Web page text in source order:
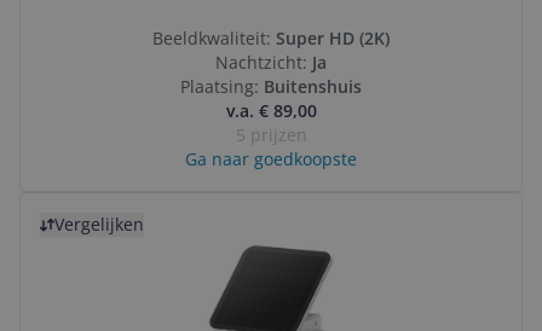
Beeldkwaliteit: Super HD (2K)
Nachtzicht: Ja
Plaatsing: Buitenshuis
v.a. € 89,00
5 prijzen
Ga naar goedkoopste
Vergelijken